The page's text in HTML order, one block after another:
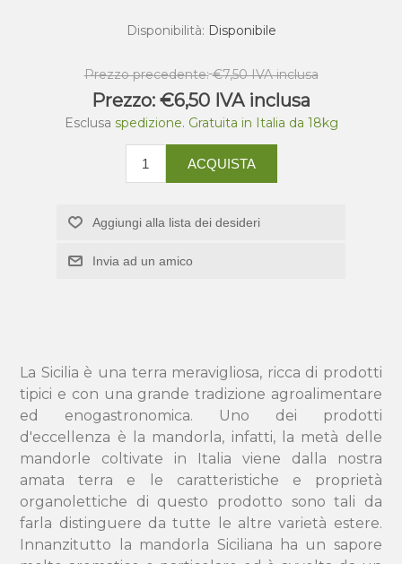
Disponibilità: Disponibile
Prezzo precedente: €7,50 IVA inclusa
Prezzo: €6,50 IVA inclusa
Esclusa spedizione. Gratuita in Italia da 18kg
ACQUISTA
Aggiungi alla lista dei desideri
Invia ad un amico
La Sicilia è una terra meravigliosa, ricca di prodotti
tipici e con una grande tradizione agroalimentare
ed enogastronomica. Uno dei prodotti
d'eccellenza è la mandorla, infatti, la metà delle
mandorle coltivate in Italia viene dalla nostra
amata terra e le caratteristiche e proprietà
organolettiche di questo prodotto sono tali da
farla distinguere da tutte le altre varietà estere.
Innanzitutto la mandorla Siciliana ha un sapore